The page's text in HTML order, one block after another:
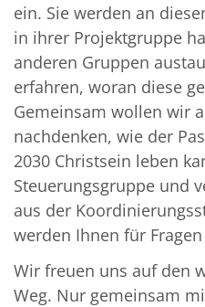
ein. Sie werden an
in ihrer Projektgruppe
anderen Gruppen
erfahren, woran diese
Gemeinsam wollen wir
nachdenken, wie der
2030 Christsein leben
Steuerungsgruppe und
aus der
werden Ihnen für
Wir freuen uns auf den
Weg. Nur gemeinsam